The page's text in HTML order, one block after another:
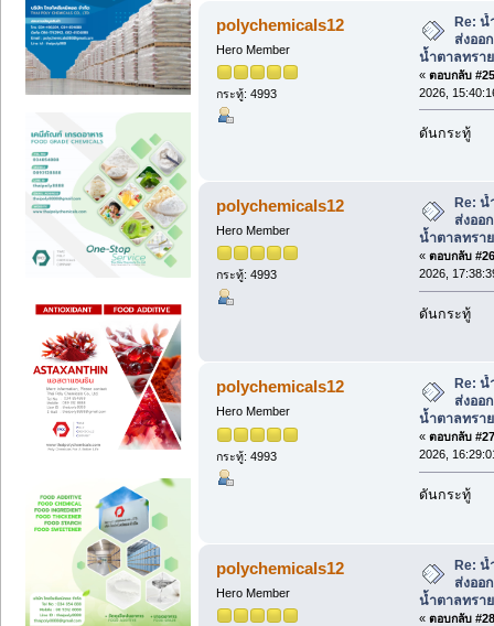
polychemicals12
Hero Member
กระทู้: 4993
Re:
ส่งออ
น้ำตาลทรา
« ตอบกลับ
2026,
ดันกระทู้
polychemicals12
Hero Member
กระทู้: 4993
Re:
ส่งออ
น้ำตาลทรา
« ตอบกลับ
2026,
ดันกระทู้
polychemicals12
Hero Member
กระทู้: 4993
Re:
ส่งออ
น้ำตาลทรา
« ตอบกลับ
2026,
ดันกระทู้
polychemicals12
Hero Member
Re: น้
ส่งออ
น้ำตาลทรา
« ตอบกลับ